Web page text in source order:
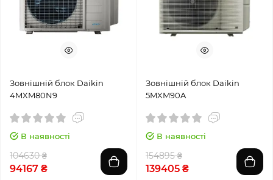
Зовнішній блок Daikin
4MXM80N9
В наявності
104630 ₴
94167 ₴
Зовнішній блок Daikin
5MXM90A
В наявності
154895 ₴
139405 ₴